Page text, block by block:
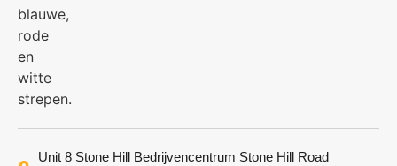
Unit 8 Stone Hill Bedrijvencentrum Stone Hill Road